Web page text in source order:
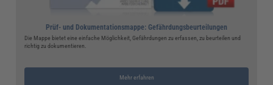
Prüf- und Dokumentationsmappe: Gefährdungsbeurteilungen
Die Mappe bietet eine einfache Möglichkeit, Gefährdungen zu erfassen, zu beurteilen und
richtig zu dokumentieren.
Mehr erfahren